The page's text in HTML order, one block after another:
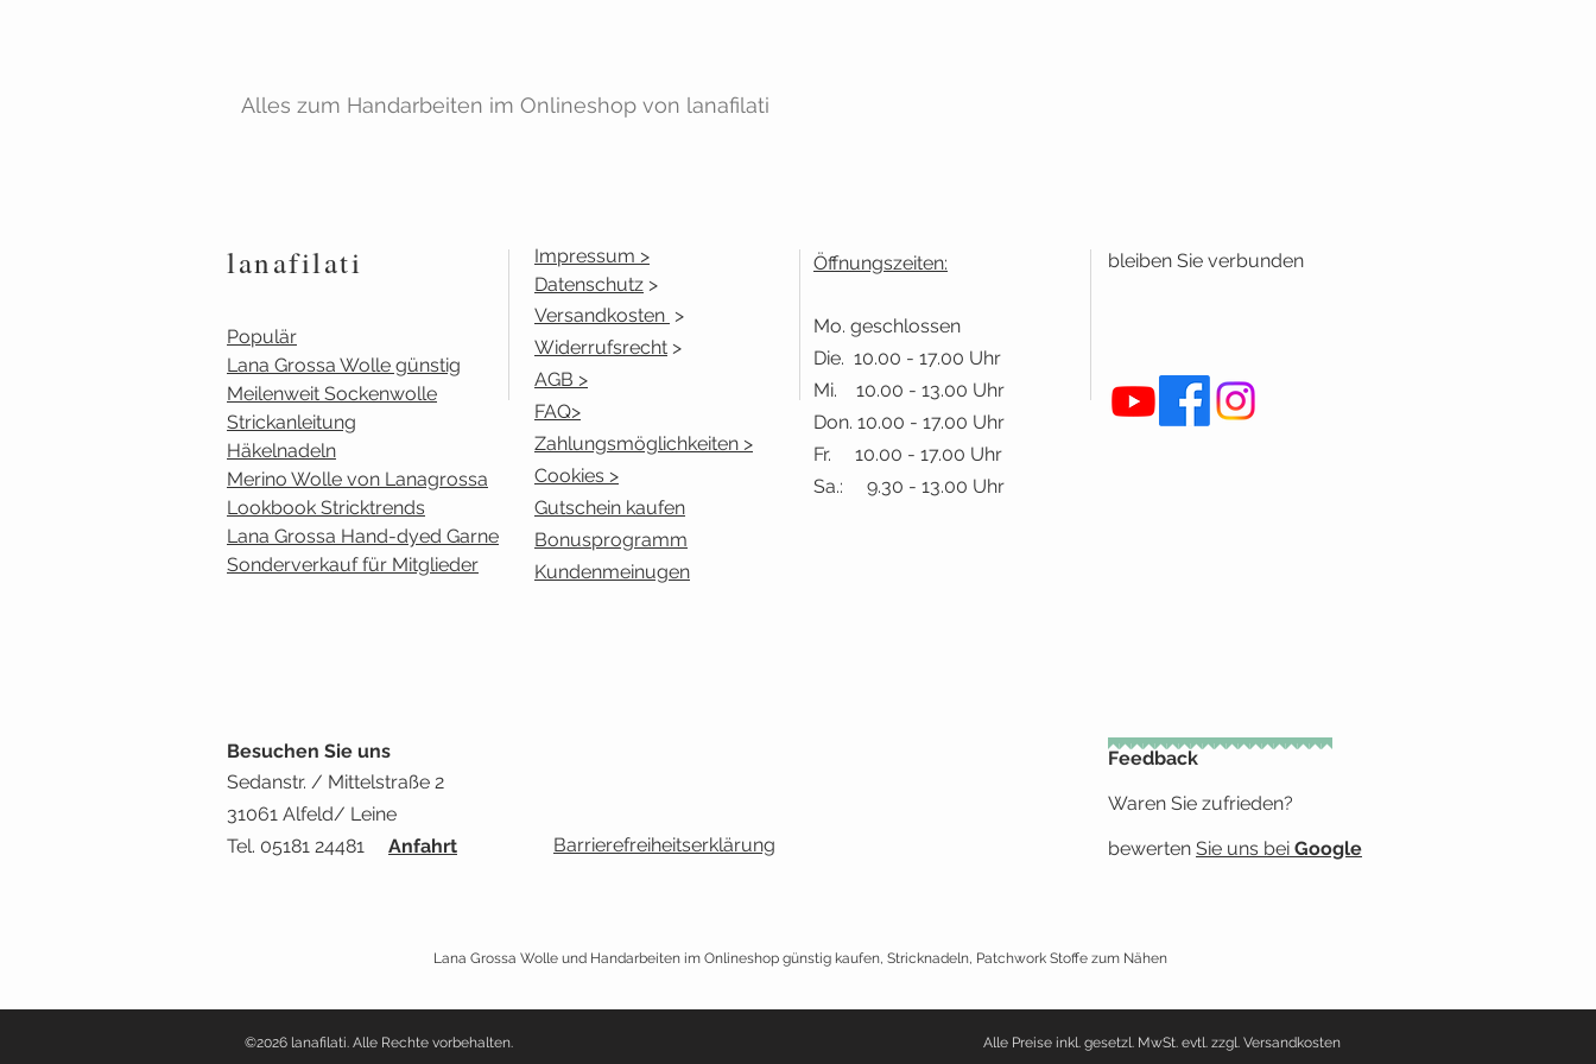
Alles zum Handarbeiten im Onlineshop von lanafilati
lanafilati
Populär
Lana Grossa Wolle günstig
Meilenweit Sockenwolle
Strickanleitung
Häkelnadeln
Merino Wolle von Lanagrossa
Lookbook Stricktrends
Lana Grossa Hand-dyed Garne
Sonderverkauf für Mitglieder
Impressum >
Datenschutz >
Versandkosten >
Widerrufsrecht >
AGB >
FAQ>
Zahlungsmöglichkeiten >
Cookies >
Gutschein kaufen
Bonusprogramm
Kundenmeinugen
Öffnungszeiten:
Mo. geschlossen
Die. 10.00 - 17.00 Uhr
Mi. 10.00 - 13.00 Uhr
Don. 10.00 - 17.00 Uhr
Fr. 10.00 - 17.00 Uhr
Sa.: 9.30 - 13.00 Uhr
bleiben Sie verbunden
Besuchen Sie uns
Sedanstr. / Mittelstraße 2
31061 Alfeld/ Leine
Tel. 05181 24481
Anfahrt Barrierefreiheitserklärung
Feedback
Waren Sie zufrieden?
bewerten Sie uns bei Google
Lana Grossa Wolle und Handarbeiten im Onlineshop günstig kaufen, Stricknadeln, Patchwork Stoffe zum Nähen
©2026 lanafilati. Alle Rechte vorbehalten. Alle Preise inkl. gesetzl. MwSt. evtl. zzgl. Versandkosten